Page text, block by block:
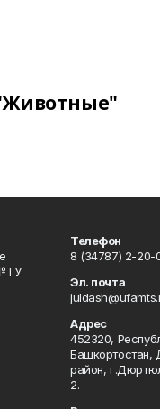
Телефон
8 (34787) 2-20-
Эл. почта
Адрес
452320,
район,
2.